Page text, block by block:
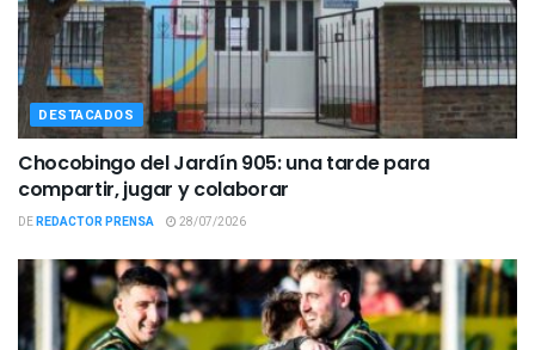
DESTACADOS
Chocobingo del Jardín 905: una tarde para
compartir, jugar y colaborar
DEREDACTOR PRENSA 28/07/2026